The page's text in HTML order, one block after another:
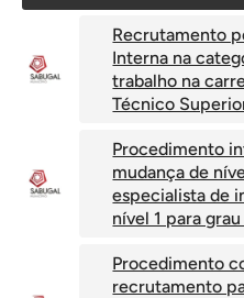
Recrutamento
Interna na
trabalho na
Técnico
Procedimento
mudança de
especialista de
nível 1 para
Procedimento
recrutamento